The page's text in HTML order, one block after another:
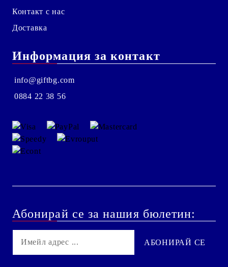
Контакт с нас
Доставка
Информация за контакт
info@giftbg.com
0884 22 38 56
Абонирай се за нашия бюлетин: